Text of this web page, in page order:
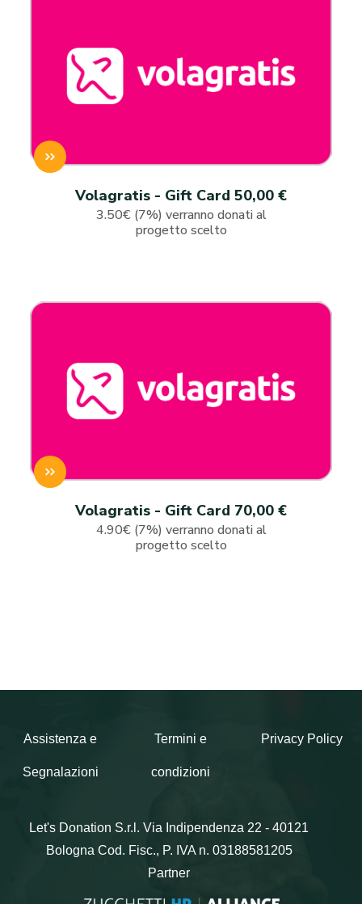
Volagratis - Gift Card 50,00 €
3.50€ (7%) verranno donati al
progetto scelto
Volagratis - Gift Card 70,00 €
4.90€ (7%) verranno donati al
progetto scelto
Assistenza e
Segnalazioni
Termini e
condizioni
Privacy Policy
Let's Donation S.r.l. Via Indipendenza 22 - 40121
Bologna Cod. Fisc., P. IVA n. 03188581205
Partner